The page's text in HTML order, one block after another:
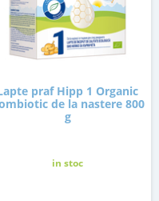
praf Hipp 1 Organic
de la nastere 800
g
in stoc